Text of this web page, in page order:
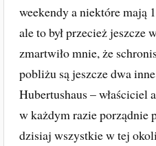
weekendy a niektóre mają
ale to był przecież
zmartwiło mnie, że
pobliżu są jeszcze dwa
Hubertushaus –
w każdym razie porządnie
dzisiaj wszystkie w tej